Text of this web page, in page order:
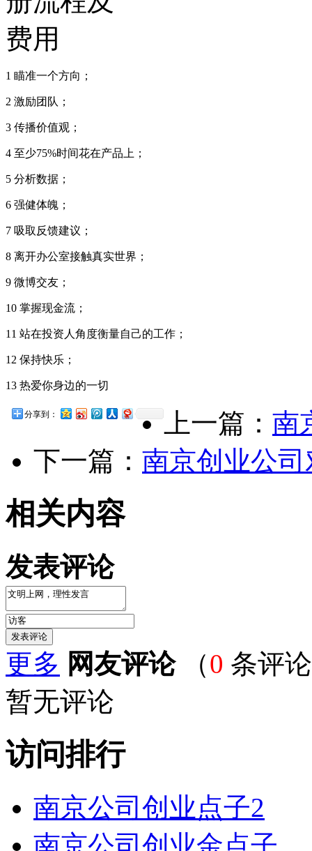
1 瞄准一个方向；
2 激励团队；
3 传播价值观；
4 至少75%时间花在产品上；
5 分析数据；
6 强健体魄；
7 吸取反馈建议；
8 离开办公室接触真实世界；
9 微博交友；
10 掌握现金流；
11 站在投资人角度衡量自己的工作；
12 保持快乐；
13 热爱你身边的一切
分享到： 上一篇： 南
下一篇： 南京创业公
相关内容
发表评论
更多 网友评论（0 条评
暂无评论
访问排行
南京公司创业点子2
南京公司创业金点子